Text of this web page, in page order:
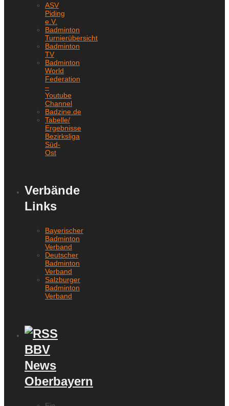
ASV
Piding
e.V.
Badminton
Turnierübersicht
Badminton
TV
Badminton
World
Federation
–
Youtube
Channel
Badzine.de
Tabelle/
Ergebnisse
Bezirksliga
Süd-
Ost
Verbände
Links
Bayerischer
Badminton
Verband
Deutscher
Badminton
Verband
Salzburger
Badminton
Verband
BBV
News
Oberbayern